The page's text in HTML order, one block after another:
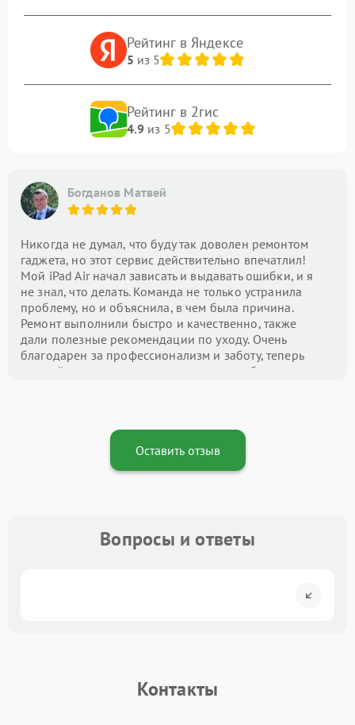
Рейтинг в Яндексе
5 из 5
Рейтинг в 2гис
4.9из 5
Богданов Матвей
Никогда не думал, что буду так доволен ремонтом
гаджета, но этот сервис действительно впечатлил!
Мой iPad Air начал зависать и выдавать ошибки, и я
не знал, что делать. Команда не только устранила
проблему, но и объяснила, в чем была причина.
Ремонт выполнили быстро и качественно, также
дали полезные рекомендации по уходу. Очень
благодарен за профессионализм и заботу, теперь
это мой центр номер один для всех проблем с
Оставить отзыв
Вопросы и ответы
Контакты